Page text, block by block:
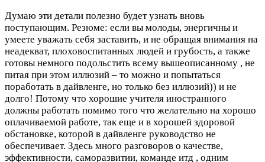
Думаю эти детали полезно будет узнать вновь
поступающим. Резюме: если вы молоды, энергичны и
умеете уважать себя заставить, и не обращая внимания на
неадекват, плоховоспитанных людей и грубость, а также
готовы немного подольстить всему вышеописанному , не
питая при этом иллюзий – то можно и попытаться
поработать в дайвленге, но только без иллюзий)) и не
долго! Потому что хорошие учителя иностранного
должны работать помимо того что желательно на хорошо
оплачиваемой работе, так еще и в хорошей здоровой
обстановке, которой в дайвленге руководство не
обеспечивает. Здесь много разговоров о качестве,
эффективности, саморазвитии, команде итд , одним